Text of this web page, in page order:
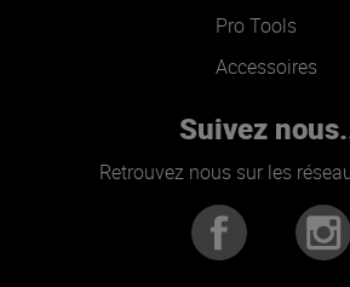
Pro Tools
Accessoires
Suivez
Retrouvez nous sur les